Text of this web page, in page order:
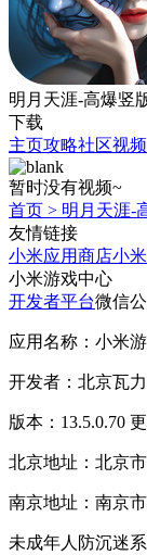
明月天涯-高爆竖
下载
主页攻略社区视频
暂时没有视频~
首页 > 明月天涯-
友情链接
小米应用商店小
小米游戏中心
开发者平台微信
应用名称：小米
开发者：北京瓦
版本：13.5.0.70
北京地址：北京
南京地址：南京
未成年人防沉迷